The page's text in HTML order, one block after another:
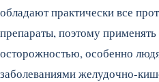
обладают практически все
препараты, поэтому
осторожностью, особенно
заболеваниями желудочно-